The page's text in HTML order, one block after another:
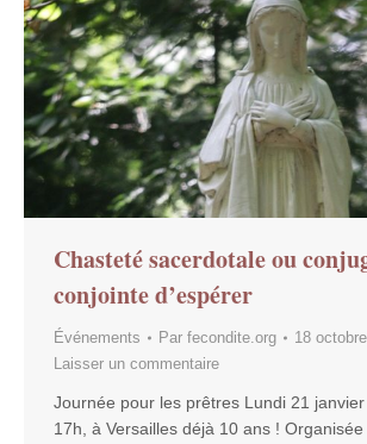
Chasteté sacerdotale ou
conjointe d’espérer
Événements Par fecondite.org
18
Laisser un commentaire
Journée pour les prêtres Lundi 21
17h, à Versailles déjà 10 ans ! Organisée